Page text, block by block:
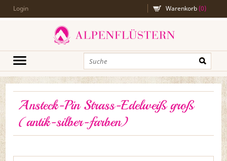
Login Warenkorb(0)
Ansteck-Pin Strass-Edelweiß groß
(antik-silber-farben)